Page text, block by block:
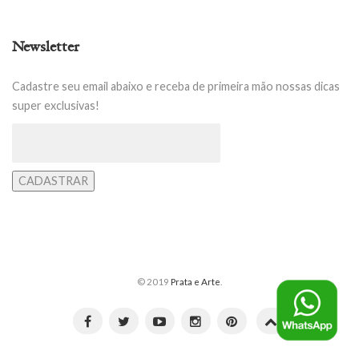
Newsletter
Cadastre seu email abaixo e receba de primeira mão nossas dicas
super exclusivas!
© 2019 Prata e Arte